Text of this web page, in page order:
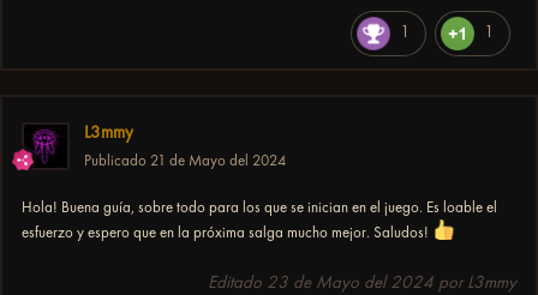
1 1
L3mmy
Publicado 21 de Mayo del 2024
Hola! Buena guía, sobre todo para los que se inician en el juego. Es loable el
esfuerzo y espero que en la próxima salga mucho mejor. Saludos!
Editado 23 de Mayo del 2024 por L3mmy